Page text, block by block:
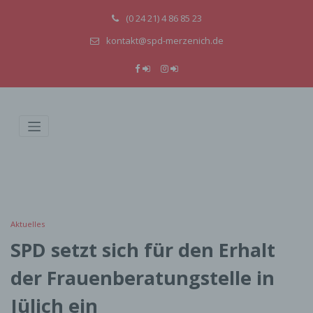
(0 24 21) 4 86 85 23
kontakt@spd-merzenich.de
Aktuelles
SPD setzt sich für den Erhalt
der Frauenberatungstelle in
Jülich ein